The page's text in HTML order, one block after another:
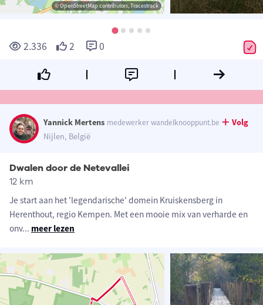
© OpenStreetMap contributors, Tracestrack
2.336 2 0
Yannick Mertens medewerker wandelknooppunt.be
Volg
Nijlen, België
Dwalen door de Netevallei
12 km
Je start aan het 'legendarische' domein Kruiskensberg in
Herenthout, regio Kempen. Met een mooie mix van verharde en
onv... meer lezen